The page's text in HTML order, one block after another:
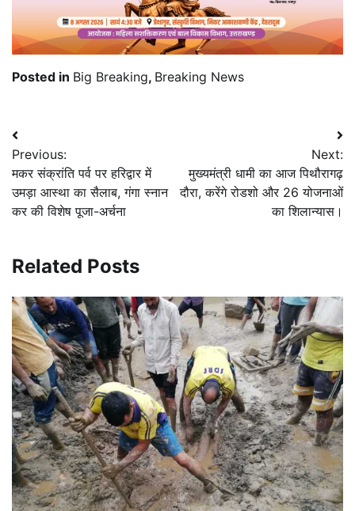
Posted in Big Breaking, Breaking News
Post
navigation
Previous:
मकर संक्रांति पर्व पर हरिद्वार में
उमड़ा आस्था का सैलाब, गंगा स्नान
कर की विशेष पूजा-अर्चना
Next:
मुख्यमंत्री धामी का आज पिथौरागढ़
दौरा, करेंगे रोडशो और 26 योजनाओं
का शिलान्यास।
Related Posts